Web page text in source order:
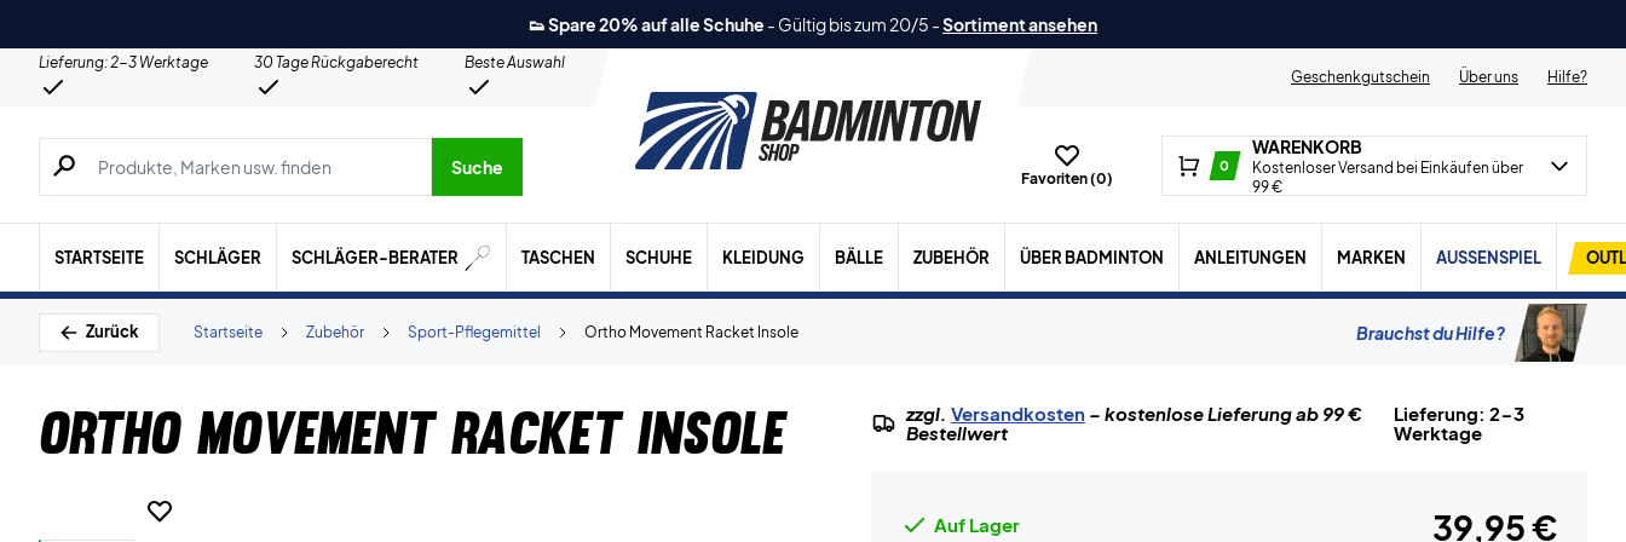
👟 Spare 20% auf alle Schuhe - Gültig bis zum 20/5 -Sortiment ansehen
Lieferung: 2-3 Werktage 30 Tage Rückgaberecht
Beste Auswahl
Geschenkgutschein
Über uns Hilfe?
Suche nach Produkten, Marken usw.
Suche
Favoriten (0)
0
WARENKORB
Kostenloser Versand bei Einkäufen über
99 €
STARTSEITE SCHLÄGER SCHLÄGER-BERATER TASCHEN SCHUHE KLEIDUNG BÄLLE ZUBEHÖR ÜBER BADMINTON ANLEITUNGEN MARKEN AUSSENSPIEL
Zurück Ortho Movement Racket Insole
Sport-Pflegemittel
Zubehör
Startseite Brauchst du Hilfe?
Ortho Movement Racket Insole zzgl. Versandkosten– kostenlose Lieferung ab 99 €
Bestellwert
Lieferung: 2-3
Werktage
Auf Lager 39,95 €